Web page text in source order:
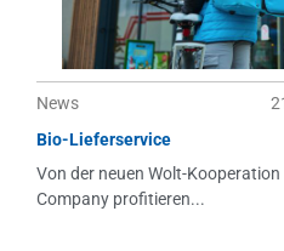
News
Bio-Lieferservice
Von der neuen Wolt-
Company profitieren...